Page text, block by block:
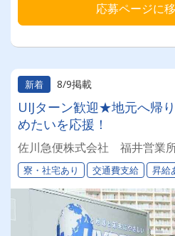
応募ページに
新着 8/9掲載
UIJターン歓迎★地元へ帰
めたいを応援！
佐川急便株式会社 福井営業
寮・社宅あり 交通費支給 昇給